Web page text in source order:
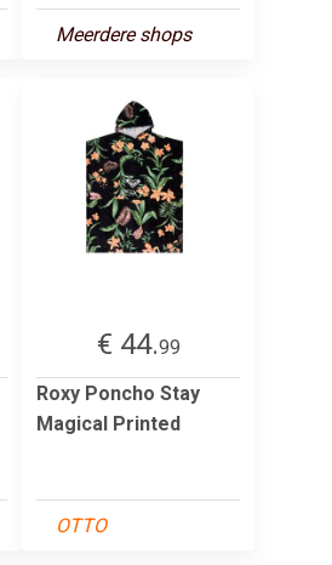
Meerdere shops
€ 44.99
Roxy Poncho Stay
Magical Printed
OTTO